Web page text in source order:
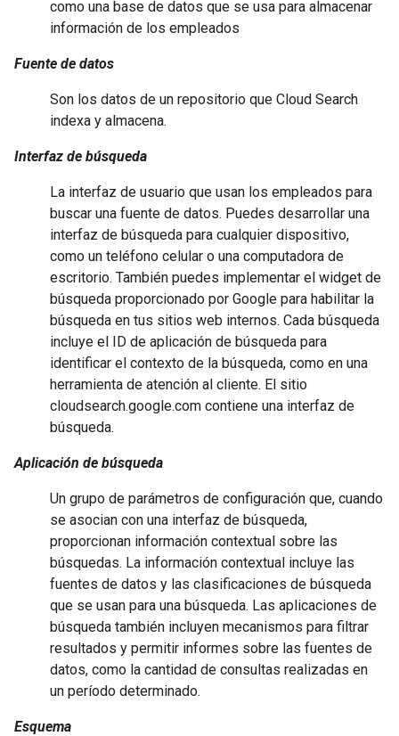
como una base de datos que se usa para almacenar
información de los empleados
Fuente de datos
Son los datos de un repositorio que Cloud Search
indexa y almacena.
Interfaz de búsqueda
La interfaz de usuario que usan los empleados para
buscar una fuente de datos. Puedes desarrollar una
interfaz de búsqueda para cualquier dispositivo,
como un teléfono celular o una computadora de
escritorio. También puedes implementar el widget de
búsqueda proporcionado por Google para habilitar la
búsqueda en tus sitios web internos. Cada búsqueda
incluye el ID de aplicación de búsqueda para
identificar el contexto de la búsqueda, como en una
herramienta de atención al cliente. El sitio
cloudsearch.google.com contiene una interfaz de
búsqueda.
Aplicación de búsqueda
Un grupo de parámetros de configuración que, cuando
se asocian con una interfaz de búsqueda,
proporcionan información contextual sobre las
búsquedas. La información contextual incluye las
fuentes de datos y las clasificaciones de búsqueda
que se usan para una búsqueda. Las aplicaciones de
búsqueda también incluyen mecanismos para filtrar
resultados y permitir informes sobre las fuentes de
datos, como la cantidad de consultas realizadas en
un período determinado.
Esquema